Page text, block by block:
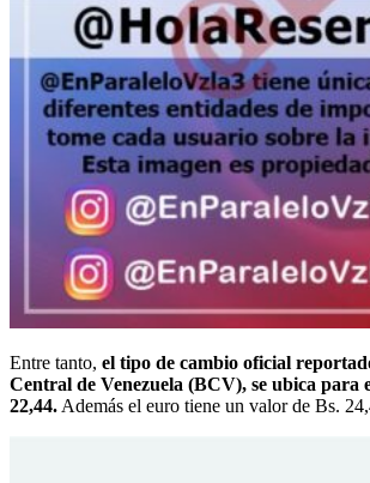
Entre tanto, el tipo de cambio oficial
Central de Venezuela (BCV), se ubica para
22,44. Además el euro tiene un valor de Bs.